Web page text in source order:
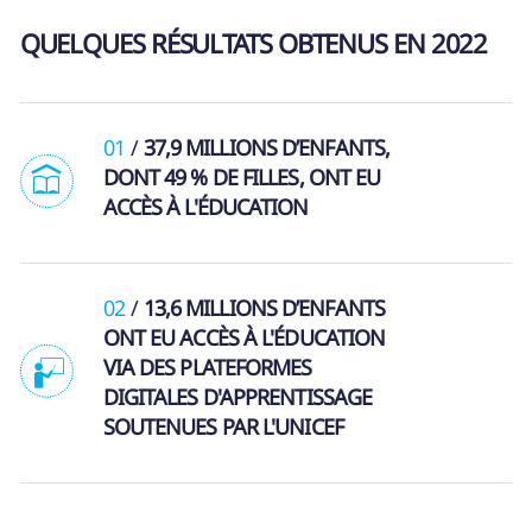
QUELQUES RÉSULTATS OBTENUS EN 2022
01
37,9 MILLIONS D’ENFANTS,
DONT 49 % DE FILLES, ONT EU
ACCÈS À L'ÉDUCATION
02
13,6 MILLIONS D’ENFANTS
ONT EU ACCÈS À L'ÉDUCATION
VIA DES PLATEFORMES
DIGITALES D'APPRENTISSAGE
SOUTENUES PAR L'UNICEF